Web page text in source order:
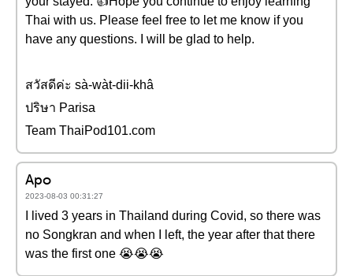
Thai with us. Please feel free to let me know if you
have any questions. I will be glad to help.
สวัสดีค่ะ sà-wàt-dii-khâ
ปริษา Parisa
Team ThaiPod101.com
Apo
2023-08-03 00:31:27
I lived 3 years in Thailand during Covid, so there was
no Songkran and when I left, the year after that there
was the first one 😭😭😭